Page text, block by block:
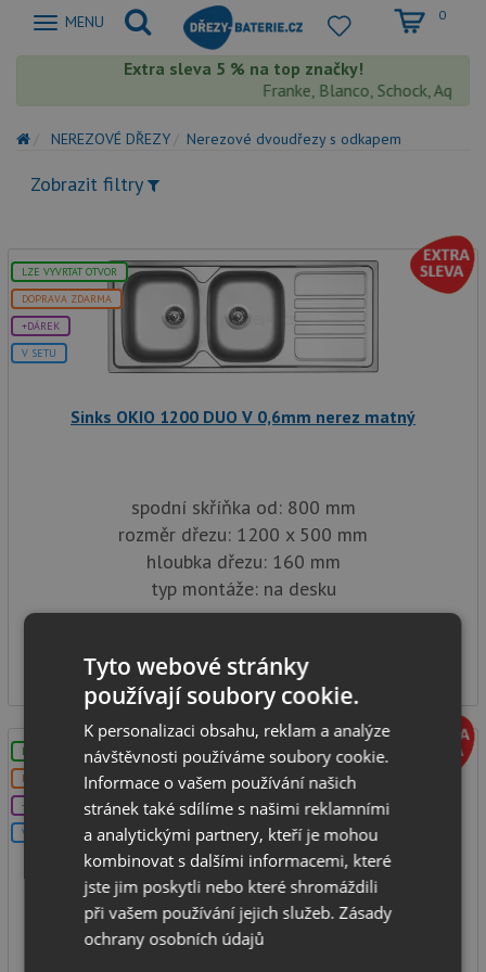
Zobrazit
MENU 0
Extra sleva 5 % na top značky!
Franke, Blanco, Schock,
NEREZOVÉ DŘEZY Nerezové dvoudřezy s odkapem
Zobrazit filtry
LZE VYVRTAT OTVOR
DOPRAVA ZDARMA
+DÁREK
V SETU
Sinks OKIO 1200 DUO V 0,6mm nerez matný
spodní skříňka od: 800 mm
rozměr dřezu: 1200 x 500 mm
hloubka dřezu: 160 mm
typ montáže: na desku
4 029 Kč
LZE VYVRTAT OTVOR
DOPRAVA ZDARMA
+DÁREK
V SETU
Sinks OKIO 1160 DUO V 0,6mm nerez matný
Tyto webové stránky
používají soubory cookie.
K personalizaci obsahu, reklam a analýze
návštěvnosti používáme soubory cookie.
Informace o vašem používání našich
stránek také sdílíme s našimi reklamními
a analytickými partnery, kteří je mohou
kombinovat s dalšími informacemi, které
jste jim poskytli nebo které shromáždili
při vašem používání jejich služeb.Zásady
ochrany osobních údajů